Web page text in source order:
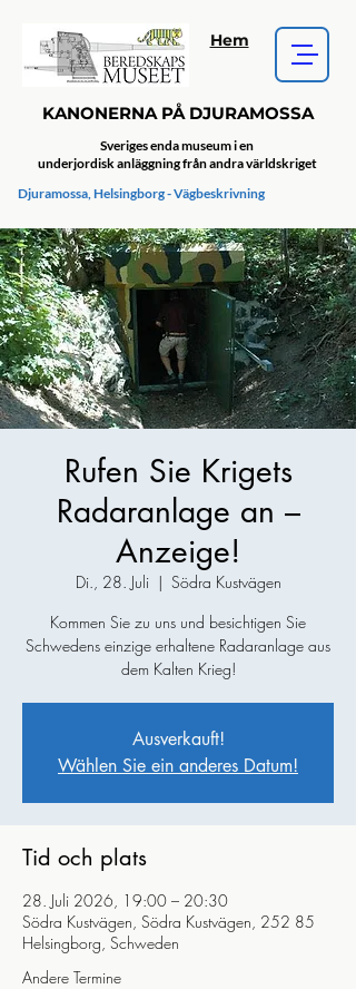
KANONERNA PÅ DJURAMOSSA
Djuramossa, Helsingborg - Vägbeskrivning
Sveriges enda museum i en
underjordisk anläggning från andra världskriget
Hem
Rufen Sie Krigets
Radaranlage an –
Anzeige!
Di., 28. Juli
  |
Södra Kustvägen
Kommen Sie zu uns und besichtigen Sie
Schwedens einzige erhaltene Radaranlage aus
dem Kalten Krieg!
Ausverkauft!
Wählen Sie ein anderes Datum!
Tid och plats
28. Juli 2026, 19:00 – 20:30
Södra Kustvägen, Södra Kustvägen, 252 85
Helsingborg, Schweden
Andere Termine